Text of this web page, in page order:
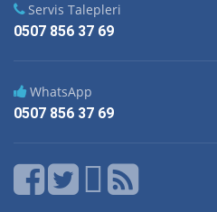
Servis Talepleri
0507 856 37 69
WhatsApp
0507 856 37 69